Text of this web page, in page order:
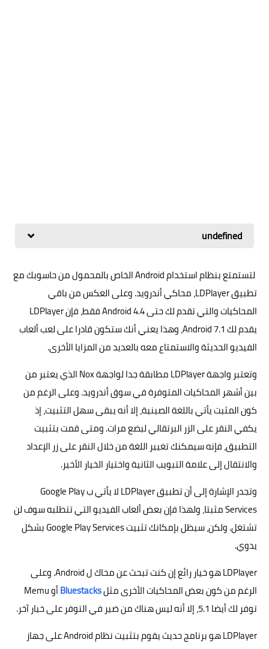
undefined
لتستمتع بنظام استخدام Android الخاص بالمحمول من حاسوبك مع
تطبيق LDPlayer، محاكي أندرويد. وعلى العكس من باقي
المحاكيات والتي تقدم لك حتى Android 4.4 فقط، فإن LDPlayer
يقدم لك Android 7.1، وهذا يعني أنك ستكون قادرا على لعب ألعاب
الفيديو الحديثة والاستمتاع معه بالعديد من المزايا الأخرى.
وتعتبر واجهة LDPlayer مطابقة جدا لواجهة Nox الذي يعتبر من
بين أشهر المحاكيات المتوفرة في سوق أندرويد. وعلى الرغم من
كون المثبت يأتي باللغة الصينية، إلا أنه يبقى سهل التثبيت، إذ
يكفي النقر على الزر البرتقالي لبضع مرات. ومتى قمت بتثبيت
التطبيق، فإنه سيمكنك تغيير اللغة من خلال النقر على زر الإعداد
والانتقال إلى علامة التبويب الثانية واختيار الخيار الأخير.
وتجدر الإشارة إلى أن تطبيق LDPlayer لا يأتي ب Google Play
Services مثبتا، ولهذا فإن بعض ألعاب الفيديو التي تتطلبه سوف لن
تشتغل. ولكن، سيظل بإمكانك تثبيت Google Play Services بشكل
يدوي.
LDPlayer هو خيار رائع إن كنت تبحث عن محاك ل Android. وعلى
الرغم من كون بعض المحاكيات الأخرى مثلBluestacks
أو Memu
توفر لك أيضا 5.1، إلا أنه ليس هناك من ضير في التوفر على خيار آخر.
LDPlayer هو برنامج حديث يقوم بتثبيت نظام Android على جهاز